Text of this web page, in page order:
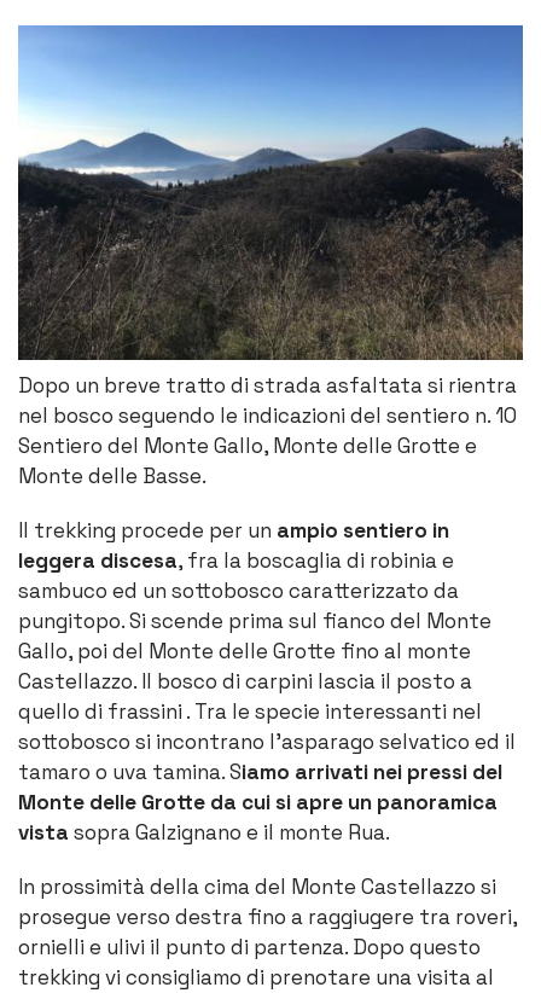
Dopo un breve tratto di strada asfaltata si rientra
nel bosco seguendo le indicazioni del sentiero n. 10
Sentiero del Monte Gallo, Monte delle Grotte e
Monte delle Basse.
Il trekking procede per un ampio sentiero in
leggera discesa, fra la boscaglia di robinia e
sambuco ed un sottobosco caratterizzato da
pungitopo. Si scende prima sul fianco del Monte
Gallo, poi del Monte delle Grotte fino al monte
Castellazzo. Il bosco di carpini lascia il posto a
quello di frassini . Tra le specie interessanti nel
sottobosco si incontrano l’asparago selvatico ed il
tamaro o uva tamina. Siamo arrivati nei pressi del
Monte delle Grotte da cui si apre un panoramica
vista sopra Galzignano e il monte Rua.
In prossimità della cima del Monte Castellazzo si
prosegue verso destra fino a raggiugere tra roveri,
ornielli e ulivi il punto di partenza. Dopo questo
trekking vi consigliamo di prenotare una visita al